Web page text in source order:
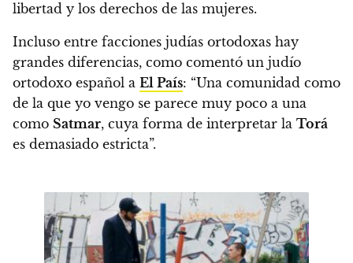
libertad y los derechos de las mujeres.
Incluso entre facciones judías ortodoxas hay
grandes diferencias, como comentó un judío
ortodoxo español a El País: “Una comunidad como
de la que yo vengo se parece muy poco a una
como Satmar, cuya forma de interpretar la Torá
es demasiado estricta”.